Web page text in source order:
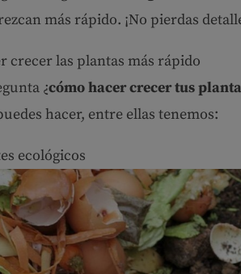
más rápido. ¡No pierdas
crecer las plantas más rápido
¿cómo hacer crecer tus
hacer, entre ellas tenemos:
ecológicos